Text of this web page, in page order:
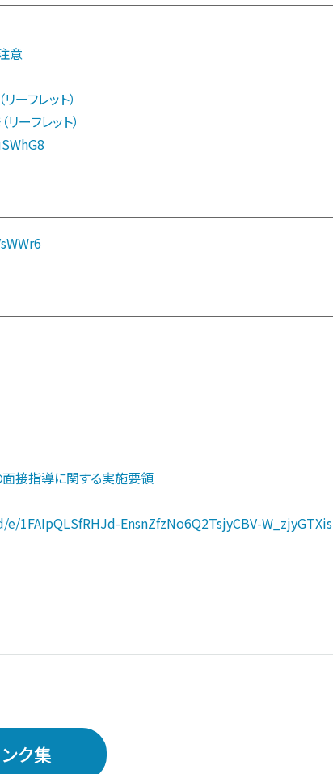
意
ーフレット）
ーフレット）
接指導に関する実施要領
EnsnZfzNo6Q2TsjyCBV-
ク集